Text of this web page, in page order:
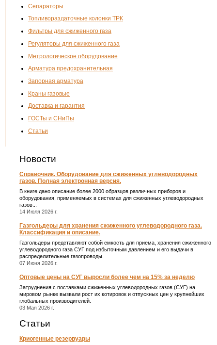
Сепараторы
Топливораздаточные колонки ТРК
Фильтры для сжиженного газа
Регуляторы для сжиженного газа
Метрологическое оборудование
Арматура предохранительная
Запорная арматура
Краны газовые
Доставка и гарантия
ГОСТы и СНиПы
Статьи
Новости
Справочник. Оборудование для сжиженных углеводородных
газов. Полная электронная версия.
В книге дано описание более 2000 образцов различных приборов и
оборудования, применяемых в системах для сжиженных углеводородных
газов...
14 Июля 2026 г.
Газгольдеры для хранения сжиженного углеводородного газа.
Классификация и описание.
Газгольдеры представляют собой емкость для приема, хранения сжиженного
углеводородного газа СУГ под избыточным давлением и его выдачи в
распределительные газопроводы.
07 Июня 2026 г.
Оптовые цены на СУГ выросли более чем на 15% за неделю
Затруднения с поставками сжиженных углеводородных газов (СУГ) на
мировом рынке вызвали рост их котировок и отпускных цен у крупнейших
глобальных производителей.
03 Мая 2026 г.
Статьи
Криогенные резервуары